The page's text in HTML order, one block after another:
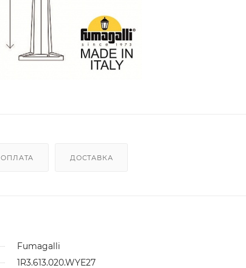
ОПЛАТА ДОСТАВКА
Fumagalli
1R3.613.020.WYE27